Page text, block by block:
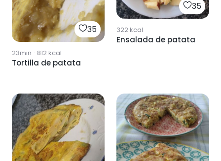
35
23min · 812kcal
Tortilla de patata
35
322kcal
Ensalada de patata